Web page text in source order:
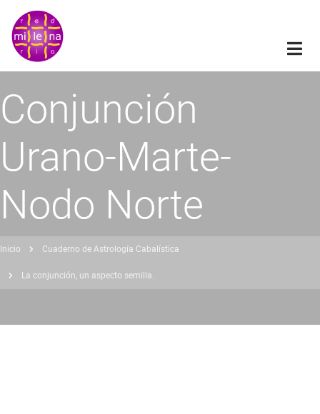
Pasar
contenido
principal
Conjunción
Urano-Marte-
Nodo Norte
Inicio Cuaderno de Astrología Cabalística
La conjunción, un aspecto semilla.